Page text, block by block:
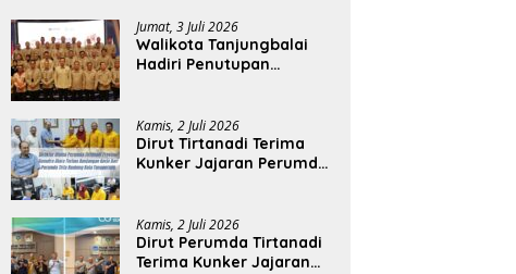
Jumat, 3 Juli 2026
Walikota Tanjungbalai
Hadiri Penutupan
Kamis, 2 Juli 2026
Dirut Tirtanadi Terima
Kunker Jajaran Perumda
Kamis, 2 Juli 2026
Dirut Perumda Tirtanadi
Terima Kunker Jajaran